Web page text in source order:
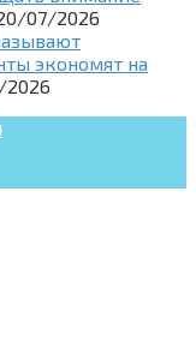
07/2026
экономят на